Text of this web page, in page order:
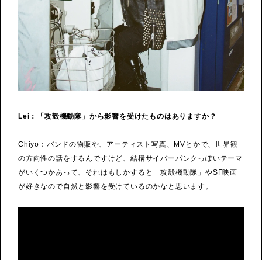
Lei：「攻殻機動隊」から影響を受けたものはありますか？
Chiyo：バンドの物販や、アーティスト写真、MVとかで、世界観
の方向性の話をするんですけど、結構サイバーパンクっぽいテーマ
がいくつかあって、それはもしかすると「攻殻機動隊」やSF映画
が好きなので自然と影響を受けているのかなと思います。